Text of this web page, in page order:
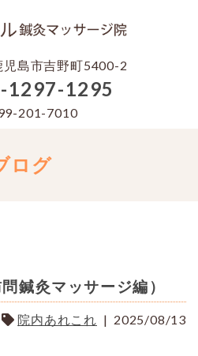
島市吉野町5400-2
1297-1295
201-7010
ログ
鍼灸マッサージ編）
院内あれこれ | 2025/08/13